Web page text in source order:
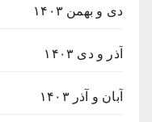
دی و بهمن ۱۴۰۳
آذر و دی ۱۴۰۳
آبان و آذر ۱۴۰۳